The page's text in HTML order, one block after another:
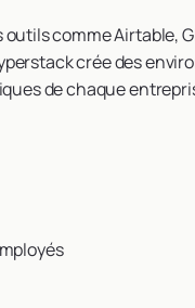
comme Airtable,
crée des
de chaque